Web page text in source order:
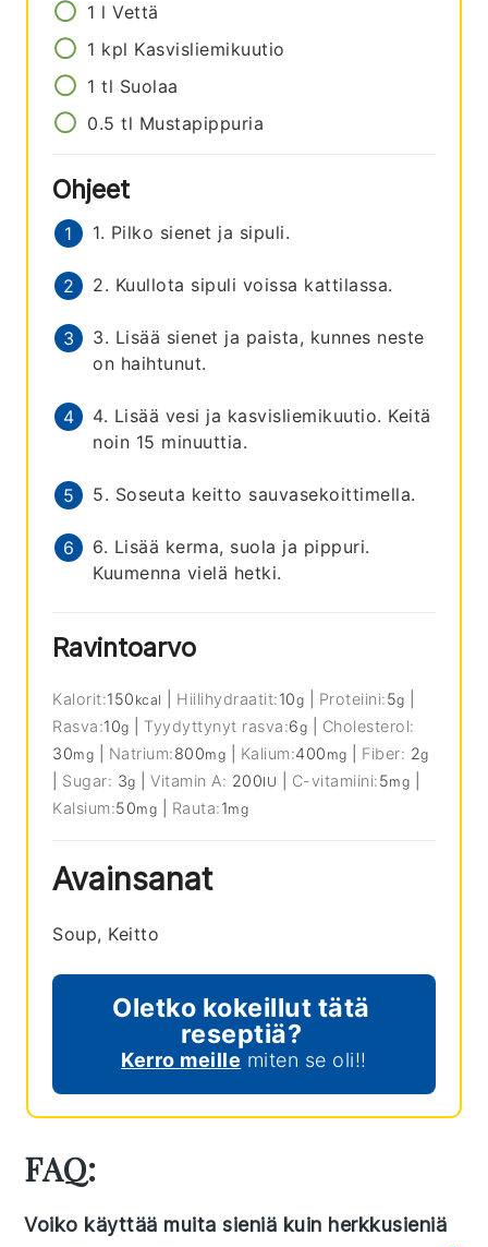
1 l Vettä
1 kpl Kasvisliemikuutio
1 tl Suolaa
0.5 tl Mustapippuria
Ohjeet
1. Pilko sienet ja sipuli.
2. Kuullota sipuli voissa kattilassa.
3. Lisää sienet ja paista, kunnes neste
on haihtunut.
4. Lisää vesi ja kasvisliemikuutio. Keitä
noin 15 minuuttia.
5. Soseuta keitto sauvasekoittimella.
6. Lisää kerma, suola ja pippuri.
Kuumenna vielä hetki.
Ravintoarvo
Kalorit:150 kcal Hiilihydraatit:10g Proteiini:5g
Rasva:10g Tyydyttynyt rasva:6g
Cholesterol:
30mg Natrium:800mg Kalium:400 mg Fiber: 2g
Sugar: 3g |Vitamin A: 200IU C-vitamiini:5mg
Kalsium:50mg Rauta:1mg
Avainsanat
Soup, Keitto
Oletko kokeillut tätä
reseptiä?
Kerro meille miten se oli!!
FAQ:
Voiko käyttää muita sieniä kuin herkkusieniä